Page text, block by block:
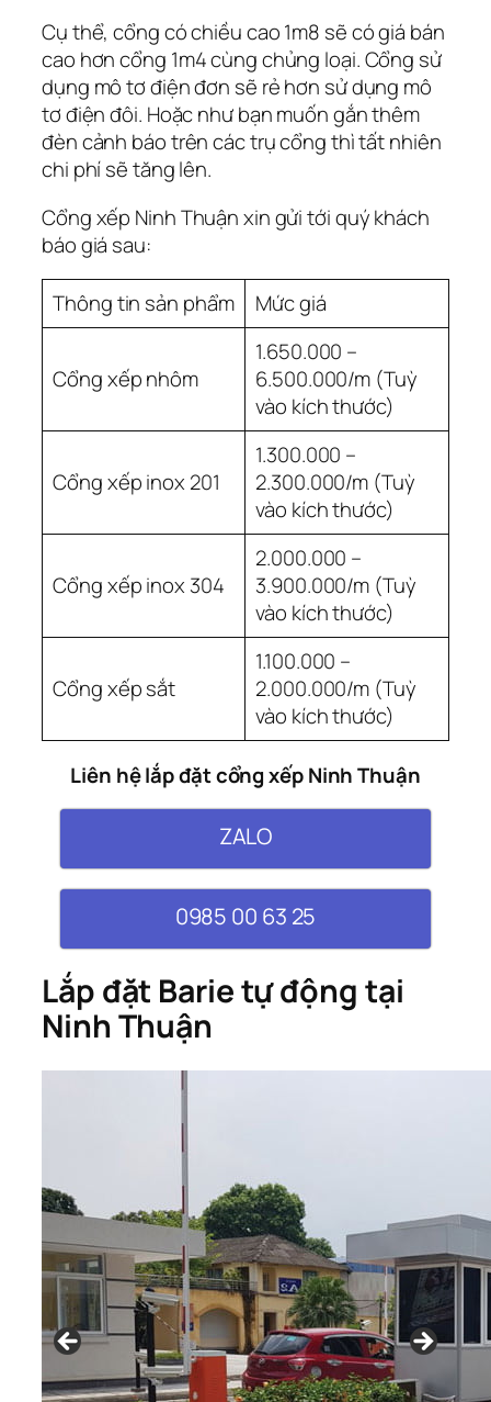
Cụ thể, cổng có chiều cao 1m8 sẽ có giá bán
cao hơn cổng 1m4 cùng chủng loại. Cổng sử
dụng mô tơ điện đơn sẽ rẻ hơn sử dụng mô
tơ điện đôi. Hoặc như bạn muốn gắn thêm
đèn cảnh báo trên các trụ cổng thì tất nhiên
chi phí sẽ tăng lên.
Cổng xếp Ninh Thuận xin gửi tới quý khách
báo giá sau:
Thông tin sản phẩm Mức giá
Cổng xếp nhôm
1.650.000 –
6.500.000/m (Tuỳ
vào kích thước)
Cổng xếp inox 201
1.300.000 –
2.300.000/m (Tuỳ
vào kích thước)
Cổng xếp inox 304
2.000.000 –
3.900.000/m (Tuỳ
vào kích thước)
Cổng xếp sắt
1.100.000 –
2.000.000/m (Tuỳ
vào kích thước)
Liên hệ lắp đặt cổng xếp Ninh Thuận
ZALO
0985 00 63 25
Lắp đặt Barie tự động tại
Ninh Thuận